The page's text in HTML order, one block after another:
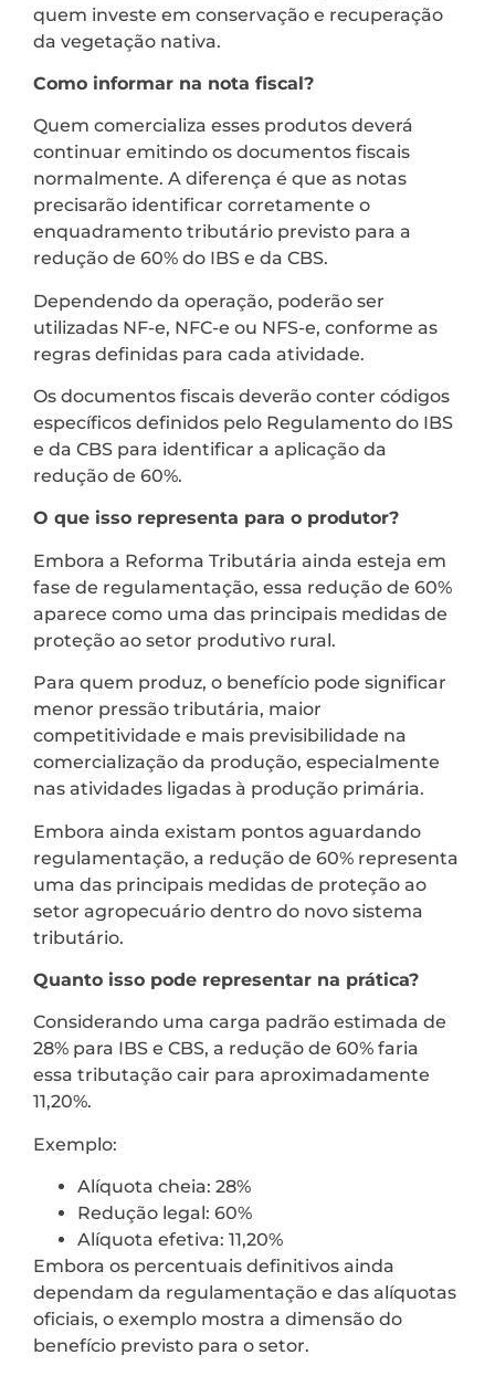
quem investe em conservação e recuperação
da vegetação nativa.
Como informar na nota fiscal?
Quem comercializa esses produtos deverá
continuar emitindo os documentos fiscais
normalmente. A diferença é que as notas
precisarão identificar corretamente o
enquadramento tributário previsto para a
redução de 60% do IBS e da CBS.
Dependendo da operação, poderão ser
utilizadas NF-e, NFC-e ou NFS-e, conforme as
regras definidas para cada atividade.
Os documentos fiscais deverão conter códigos
específicos definidos pelo Regulamento do IBS
e da CBS para identificar a aplicação da
redução de 60%.
O que isso representa para o produtor?
Embora a Reforma Tributária ainda esteja em
fase de regulamentação, essa redução de 60%
aparece como uma das principais medidas de
proteção ao setor produtivo rural.
Para quem produz, o benefício pode significar
menor pressão tributária, maior
competitividade e mais previsibilidade na
comercialização da produção, especialmente
nas atividades ligadas à produção primária.
Embora ainda existam pontos aguardando
regulamentação, a redução de 60% representa
uma das principais medidas de proteção ao
setor agropecuário dentro do novo sistema
tributário.
Quanto isso pode representar na prática?
Considerando uma carga padrão estimada de
28% para IBS e CBS, a redução de 60% faria
essa tributação cair para aproximadamente
11,20%.
Exemplo:
Alíquota cheia: 28%
Redução legal: 60%
Alíquota efetiva: 11,20%
Embora os percentuais definitivos ainda
dependam da regulamentação e das alíquotas
oficiais, o exemplo mostra a dimensão do
benefício previsto para o setor.